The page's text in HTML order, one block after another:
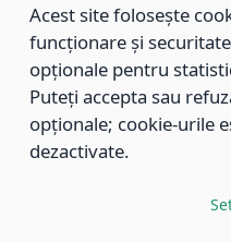
899/21.12.2023
Aprobarea
sociale furnizate în cadrul
Brașov, pentru anul 2024.
Modificarea Anexei
Acest site folosește
funcționare și
opționale pentru
Puteți accepta sau
opționale; cookie-urile
dezactivate.